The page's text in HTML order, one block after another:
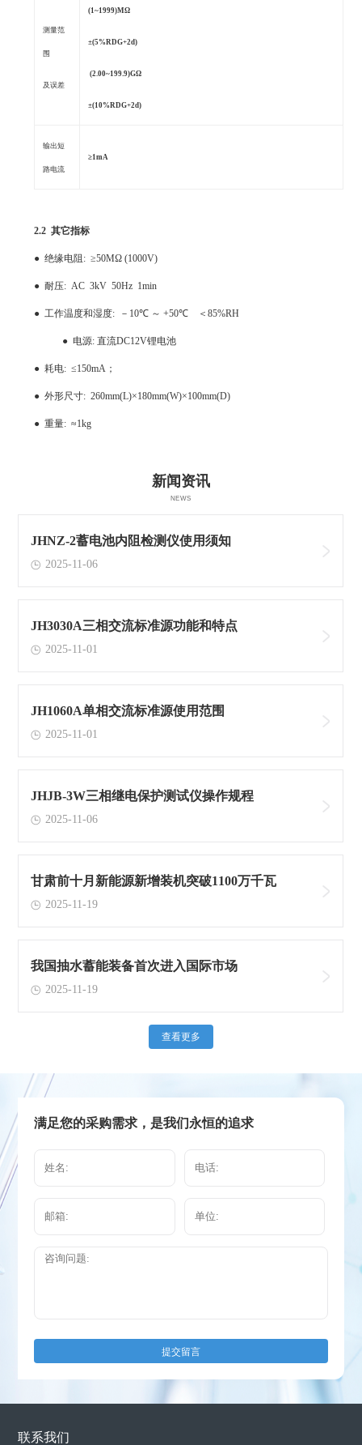
测量范
围
及误差
(1~1999)MΩ
±(5%RDG+2d)
(2.00~199.9)GΩ
±(10%RDG+2d)
输出短
路电流
≥1mA
2.2其它指标
● 绝缘电阻 :≥50MΩ (1000V)
● 耐压: AC 3kV 50Hz 1min
● 工作温度和湿度: － 10℃ ～ +50℃ ＜85%RH
● 电源:直流DC12V锂电池
● 耗电:≤150mA ；
● 外形尺寸: 260mm(L)×180mm(W)×100mm(D)
● 重量:≈1kg
新闻资讯
NEWS
JHNZ-2蓄电池内阻检测仪使用须知
2025-11-06
JH3030A三相交流标准源功能和特点
2025-11-01
JH1060A单相交流标准源使用范围
2025-11-01
JHJB-3W三相继电保护测试仪操作规程
2025-11-06
甘肃前十月新能源新增装机突破1100万千瓦
2025-11-19
我国抽水蓄能装备首次进入国际市场
2025-11-19
查看更多
满足您的采购需求，是我们永恒的追求
提交留言
联系我们